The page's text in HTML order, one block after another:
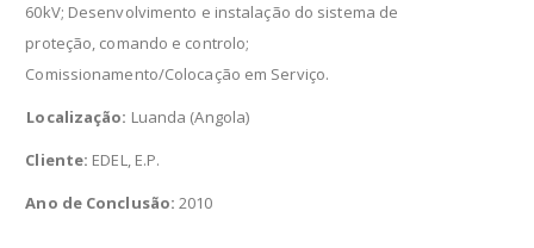
60kV; Desenvolvimento e instalação do sistema de
proteção, comando e controlo;
Comissionamento/Colocação em Serviço.
Localização: Luanda (Angola)
Cliente: EDEL, E.P.
Ano de Conclusão: 2010